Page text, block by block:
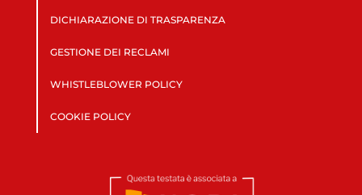
DICHIARAZIONE DI TRASPARENZA
GESTIONE DEI RECLAMI
WHISTLEBLOWER POLICY
COOKIE POLICY